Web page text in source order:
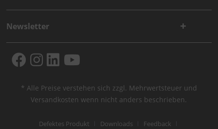
Newsletter
* Alle Preise verstehen sich zzgl. Mehrwertsteuer und
Versandkosten wenn nicht anders beschrieben.
Defektes Produkt Downloads
Feedback